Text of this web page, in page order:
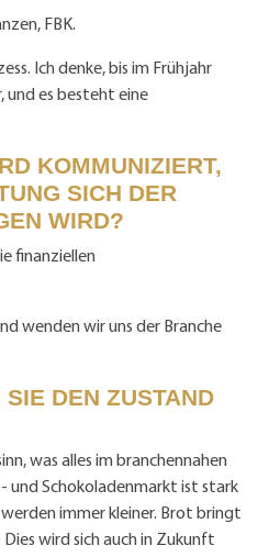
FBK.
Ich denke, bis im Frühjahr
und es besteht eine
KOMMUNIZIERT,
SICH DER
WIRD?
finanziellen
wenden wir uns der Branche
DEN ZUSTAND
was alles im branchennahen
und Schokoladenmarkt ist stark
immer kleiner. Brot bringt
wird sich auch in Zukunft